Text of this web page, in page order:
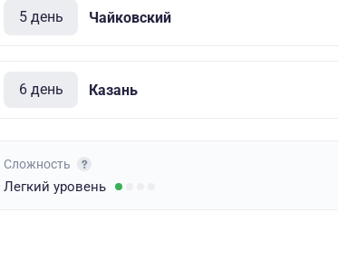
5 день Чайковский
6 день Казань
Сложность
Легкий уровень